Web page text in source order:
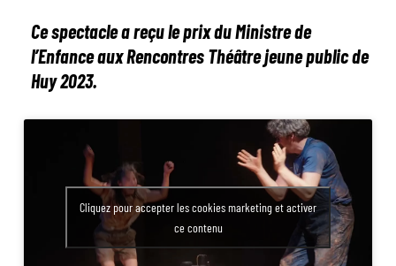
Ce spectacle a reçu le prix du Ministre de
l’Enfance aux Rencontres Théâtre jeune public de
Huy 2023.
Cliquez pour accepter les cookies marketing et activer
ce contenu